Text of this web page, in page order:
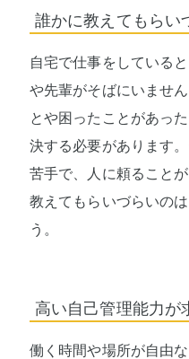
誰かに教えてもらい
自宅で仕事をしている
や先輩がそばにいませ
とや困ったことがあっ
決する必要があります
苦手で、人に頼ること
教えてもらいづらいの
う。
高い自己管理能力が
働く時間や場所が自由